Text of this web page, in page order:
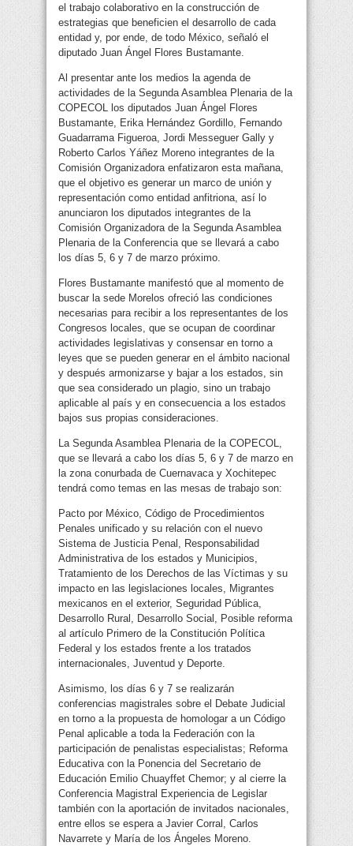
el trabajo colaborativo en la construcción de
estrategias que beneficien el desarrollo de cada
entidad y, por ende, de todo México, señaló el
diputado Juan Ángel Flores Bustamante.
Al presentar ante los medios la agenda de
actividades de la Segunda Asamblea Plenaria de la
COPECOL los diputados Juan Ángel Flores
Bustamante, Erika Hernández Gordillo, Fernando
Guadarrama Figueroa, Jordi Messeguer Gally y
Roberto Carlos Yáñez Moreno integrantes de la
Comisión Organizadora enfatizaron esta mañana,
que el objetivo es generar un marco de unión y
representación como entidad anfitriona, así lo
anunciaron los diputados integrantes de la
Comisión Organizadora de la Segunda Asamblea
Plenaria de la Conferencia que se llevará a cabo
los días 5, 6 y 7 de marzo próximo.
Flores Bustamante manifestó que al momento de
buscar la sede Morelos ofreció las condiciones
necesarias para recibir a los representantes de los
Congresos locales, que se ocupan de coordinar
actividades legislativas y consensar en torno a
leyes que se pueden generar en el ámbito nacional
y después armonizarse y bajar a los estados, sin
que sea considerado un plagio, sino un trabajo
aplicable al país y en consecuencia a los estados
bajos sus propias consideraciones.
La Segunda Asamblea Plenaria de la COPECOL,
que se llevará a cabo los días 5, 6 y 7 de marzo en
la zona conurbada de Cuernavaca y Xochitepec
tendrá como temas en las mesas de trabajo son:
Pacto por México, Código de Procedimientos
Penales unificado y su relación con el nuevo
Sistema de Justicia Penal, Responsabilidad
Administrativa de los estados y Municipios,
Tratamiento de los Derechos de las Víctimas y su
impacto en las legislaciones locales, Migrantes
mexicanos en el exterior, Seguridad Pública,
Desarrollo Rural, Desarrollo Social, Posible reforma
al artículo Primero de la Constitución Política
Federal y los estados frente a los tratados
internacionales, Juventud y Deporte.
Asimismo, los días 6 y 7 se realizarán
conferencias magistrales sobre el Debate Judicial
en torno a la propuesta de homologar a un Código
Penal aplicable a toda la Federación con la
participación de penalistas especialistas; Reforma
Educativa con la Ponencia del Secretario de
Educación Emilio Chuayffet Chemor; y al cierre la
Conferencia Magistral Experiencia de Legislar
también con la aportación de invitados nacionales,
entre ellos se espera a Javier Corral, Carlos
Navarrete y María de los Ángeles Moreno.